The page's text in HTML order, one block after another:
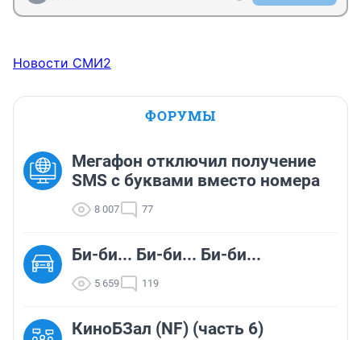
Новости СМИ2
ФОРУМЫ
Мегафон отключил получение
SMS с буквами вместо номера
8 007 77
Би-би... Би-би... Би-би...
5 659 119
КиноБЗал (NF) (часть 6)